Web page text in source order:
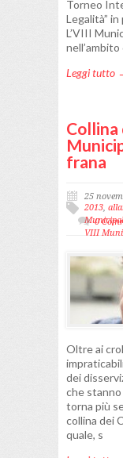
Torneo
Legalità” in
L’VIII
Leggi tutto
Collina
frana
25
2013
VIII
0
Oltre ai
dei
che stanno
torna più
collina dei
quale, s